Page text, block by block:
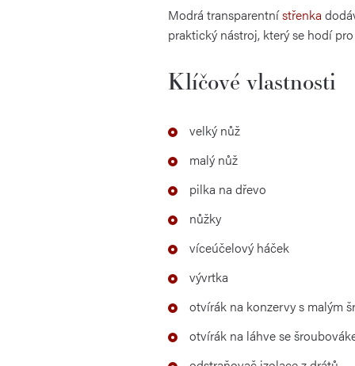
Modrá transparentnístřenka
praktický nástroj, který se hodí
Klíčové vlastnosti
velký nůž
malý nůž
pilka na dřevo
nůžky
víceúčelový háček
vývrtka
otvírák na konzervy s malým
otvírák na láhve se